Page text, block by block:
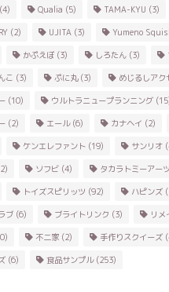
(4) Qualia (5) TAMA-KYU (3)
(2) UJITA (3) Yumeno
かぷえぼ (3) しろたん (3)
こ (3) ぷに丸(3) めじるしアク
(10) ウルトラニュープランニング
(2) エール(6) カナヘイ (2)
ケンエレファント (19) サンリオ
ソフビ (4) タカラトミーアーツ
トイズスピリッツ (92) ハピンズ
ブ (6) ブライトリンク (3) リメ
不二家 (2) 手作りスクイーズ
(6) 食品サンプル(253)